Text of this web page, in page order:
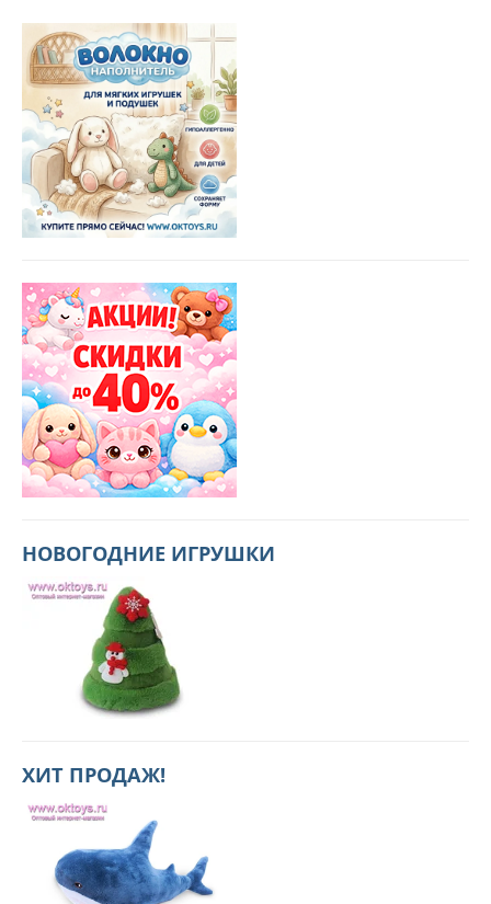
НОВОГОДНИЕ ИГРУШКИ
ХИТ ПРОДАЖ!